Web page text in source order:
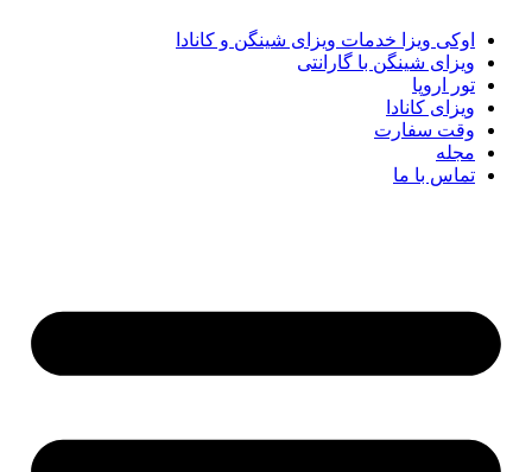
اوکی ویزا خدمات ویزای شینگن و کانادا
ویزای شینگن با گارانتی
تور اروپا
ویزای کانادا
وقت سفارت
مجله
تماس با ما